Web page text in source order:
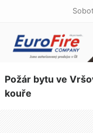
Požár bytu ve
kouře